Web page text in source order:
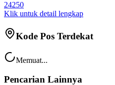
24250
Klik untuk detail lengkap
Kode Pos Terdekat
Memuat...
Pencarian Lainnya